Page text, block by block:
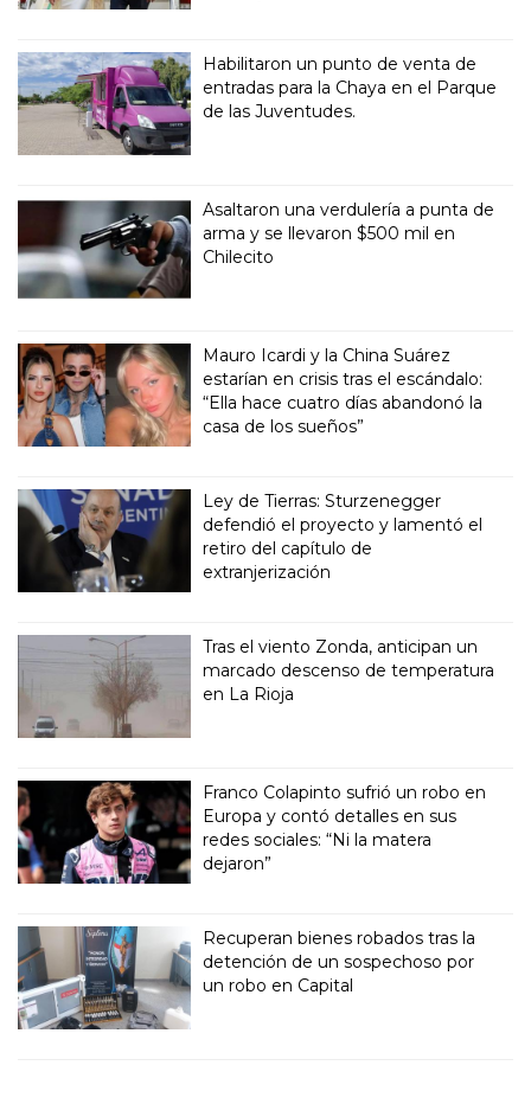
Habilitaron un punto de venta de
entradas para la Chaya en el Parque
de las Juventudes.
Asaltaron una verdulería a punta de
arma y se llevaron $500 mil en
Chilecito
Mauro Icardi y la China Suárez
estarían en crisis tras el escándalo:
“Ella hace cuatro días abandonó la
casa de los sueños”
Ley de Tierras: Sturzenegger
defendió el proyecto y lamentó el
retiro del capítulo de
extranjerización
Tras el viento Zonda, anticipan un
marcado descenso de temperatura
en La Rioja
Franco Colapinto sufrió un robo en
Europa y contó detalles en sus
redes sociales: “Ni la matera
dejaron”
Recuperan bienes robados tras la
detención de un sospechoso por
un robo en Capital